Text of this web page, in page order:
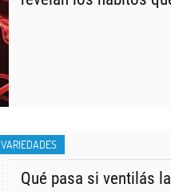
VARIEDADES
Qué pasa si ventilás